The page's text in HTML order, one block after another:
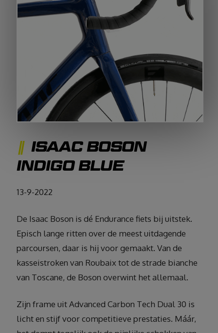
ISAAC BOSON
INDIGO BLUE
13-9-2022
De Isaac Boson is dé Endurance fiets bij uitstek.
Episch lange ritten over de meest uitdagende
parcoursen, daar is hij voor gemaakt. Van de
kasseistroken van Roubaix tot de strade bianche
van Toscane, de Boson overwint het allemaal.
Zijn frame uit Advanced Carbon Tech Dual 30 is
licht en stijf voor competitieve prestaties. Máár,